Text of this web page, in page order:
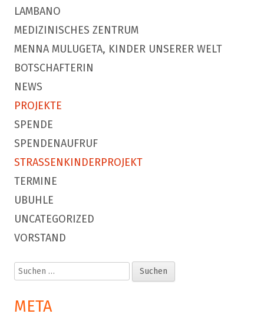
LAMBANO
MEDIZINISCHES ZENTRUM
MENNA MULUGETA, KINDER UNSERER WELT
BOTSCHAFTERIN
NEWS
PROJEKTE
SPENDE
SPENDENAUFRUF
STRASSENKINDERPROJEKT
TERMINE
UBUHLE
UNCATEGORIZED
VORSTAND
Suchen
nach:
META